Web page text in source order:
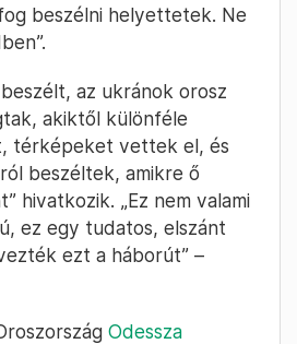
beszélni helyettetek. Ne
az ukránok orosz
akiktől különféle
térképeket vettek el, és
beszéltek, amikre ő
hivatkozik. „Ez nem valami
ez egy tudatos, elszánt
ezt a háborút” –
Odessza